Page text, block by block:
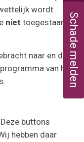
Schade melden
wordt
niet toegestaan
naar en door
van het
buttons
hebben daar